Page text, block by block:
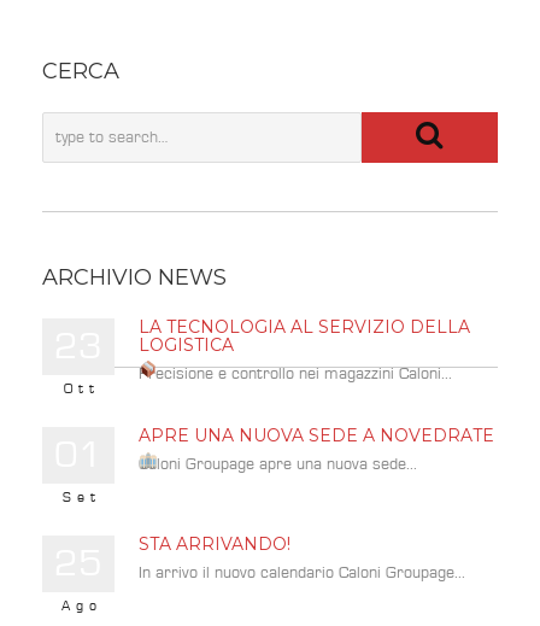
CERCA
ARCHIVIO NEWS
Ott
LA TECNOLOGIA AL SERVIZIO DELLA
LOGISTICA
Precisione e controllo nei magazzini Caloni...
Set
APRE UNA NUOVA SEDE A NOVEDRATE
Caloni Groupage apre una nuova sede...
Ago
STA ARRIVANDO!
In arrivo il nuovo calendario Caloni Groupage...